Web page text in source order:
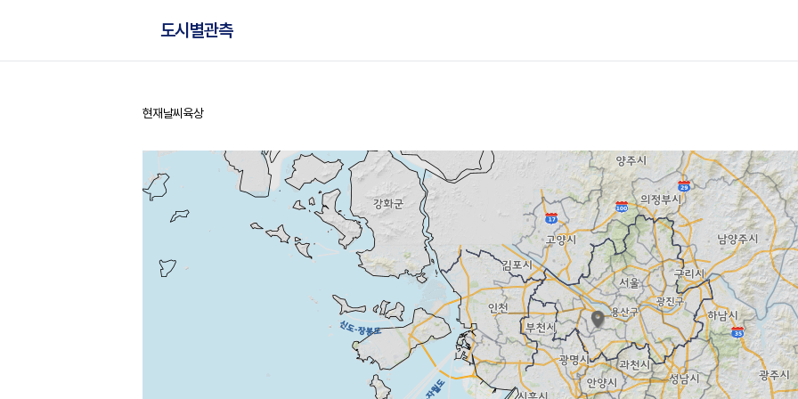
도시별관측
홈
현재날씨 육상